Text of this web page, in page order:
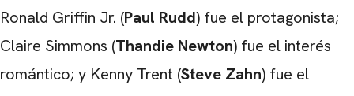
Ronald Griffin Jr. (Paul Rudd) fue el protagonista;
Claire Simmons (Thandie Newton) fue el interés
romántico; y Kenny Trent (Steve Zahn) fue el